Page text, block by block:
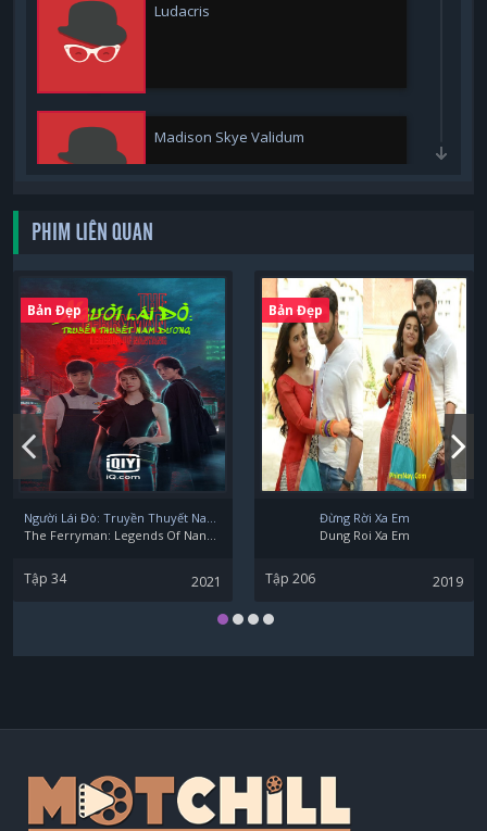
Ludacris
Madison Skye Validum
Oscar Nunez
Ravi Patel
PHIM LIÊN QUAN
Bản Đẹp
Tập 34 2021
Bản Đẹp
Đừng Rời Xa Em
Dung Roi Xa Em
Tập 206 2019